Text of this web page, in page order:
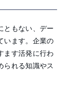
ともない、デー
います。企業の
ます活発に行わ
られる知識やス